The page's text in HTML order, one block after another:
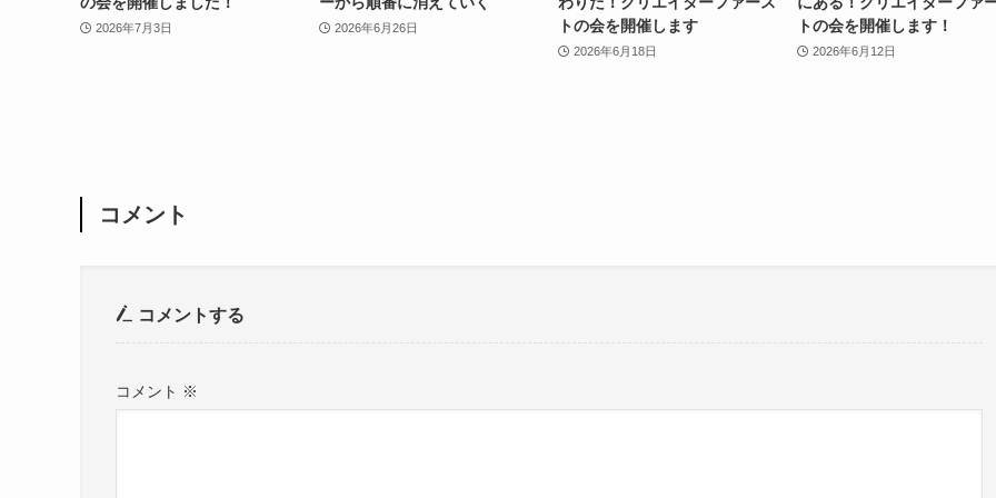
2026年7月3日 2026年6月26日
トの会を開催します
2026年6月18日
トの会を開催します！
2026年6月12日
コメント
コメントする
コメント ※